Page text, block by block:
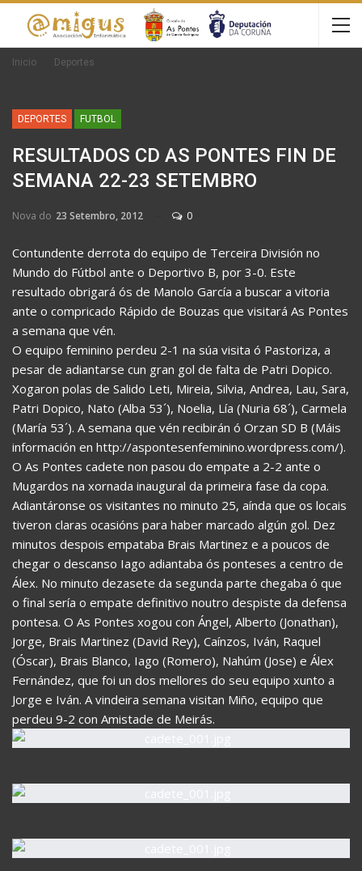
Inicio Deportes
DEPORTES FUTBOL
RESULTADOS CD AS PONTES FIN DE
SEMANA 22-23 SETEMBRO
Nova do 23 Setembro, 2012 0
Contundente derrota do equipo de Terceira División no
Mundo do Fútbol ante o Deportivo B, por 3-0. Este
resultado obrigará ós de Manolo García a buscar a vitoria
ante o compricado Rápido de Bouzas que visitará As Pontes
a semana que vén.
O equipo feminino perdeu 2-1 na súa visita ó Pastoriza, a
pesar de adiantarse cun gran gol de falta de Patri Dopico.
Xogaron polas de Salido Leti, Mireia, Silvia, Andrea, Lau, Sara,
Patri Dopico, Nato (Alba 53´), Noelia, Lía (Nuria 68´), Carmela
(María 53´). A semana que vén recibirán ó Orzan SD B (Máis
información en http://aspontesenfeminino.wordpress.com/).
O As Pontes cadete non pasou do empate a 2-2 ante o
Mugardos na xornada inaugural da primeira fase da copa.
Adiantáronse os visitantes no minuto 25, aínda que os locais
tiveron claras ocasións para haber marcado algún gol. Dez
minutos despois empataba Brais Martinez e a poucos de
chegar o descanso Iago adiantaba ós ponteses a centro de
Álex. No minuto dezasete da segunda parte chegaba ó que
o final sería o empate definitivo noutro despiste da defensa
pontesa. O As Pontes xogou con Ángel, Alberto (Jonathan),
Jorge, Brais Martinez (David Rey), Caínzos, Iván, Raquel
(Óscar), Brais Blanco, Iago (Romero), Nahúm (Jose) e Álex
Fernández, que foi un dos mellores do seu equipo xunto a
Jorge e Iván. A vindeira semana visitan Miño, equipo que
perdeu 9-2 con Amistade de Meirás.